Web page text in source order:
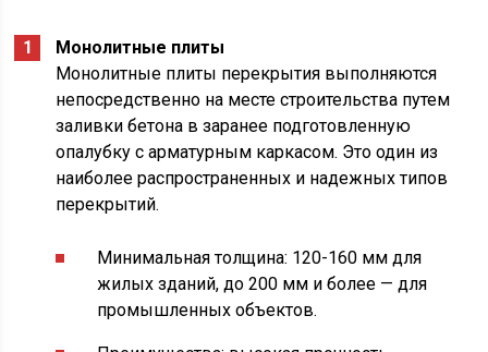
Монолитные плиты
Монолитные плиты перекрытия выполняются
непосредственно на месте строительства путем
заливки бетона в заранее подготовленную
опалубку с арматурным каркасом. Это один из
наиболее распространенных и надежных типов
перекрытий.
Минимальная толщина: 120-160 мм для
жилых зданий, до 200 мм и более — для
промышленных объектов.